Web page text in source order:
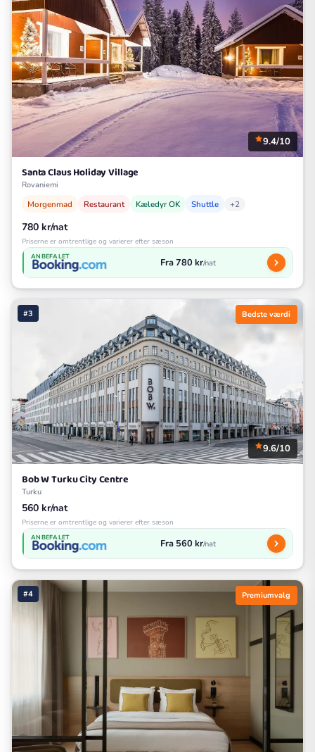
9.4/10
Santa Claus Holiday Village
Rovaniemi
Morgenmad Restaurant Kæledyr OK Shuttle +2
780 kr/nat
Priserne er omtrentlige og varierer efter sæson
ANBEFALET Fra 780 kr/nat
#3 Bedste værdi
9.6/10
Bob W Turku City Centre
Turku
560 kr/nat
Priserne er omtrentlige og varierer efter sæson
ANBEFALET Fra 560 kr/nat
#4 Premiumvalg